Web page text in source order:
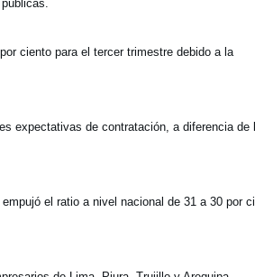
ciento para el tercer trimestre debido a la
expectativas de contratación, a diferencia de
el ratio a nivel nacional de 31 a 30 por